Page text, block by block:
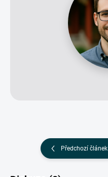
Předchozí článek